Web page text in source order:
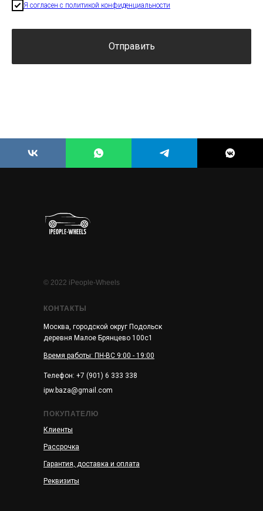
Я согласен с политикой конфиденциальности
Отправить
КОНТАКТЫ
Москва, городской округ Подольск
деревня Малое Брянцево 100с1
ipw.baza@gmail.com
Гарантия, доставка и оплата
Рассрочка
Клиенты
Реквизиты
ПОКУПАТЕЛЮ
© 2022 iPeople-Wheels
Телефон: +7 (901) 6 333 338
Время работы: ПН-ВС 9:00 - 19:00